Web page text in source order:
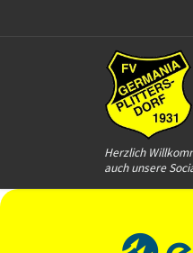
Herzlich
auch unsere